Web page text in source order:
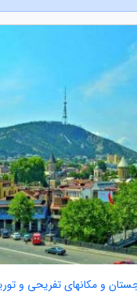
و مکانهای تفریحی و